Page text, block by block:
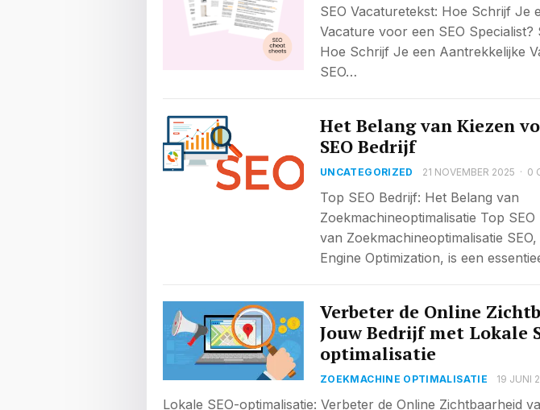
SEO Vacaturetekst: Hoe Schrijf Je
Vacature voor een SEO Specialist?
Hoe Schrijf Je een Aantrekkelijke
SEO…
Het Belang van Kiezen
SEO Bedrijf
UNCATEGORIZED 21 NOVEMBER 2025 · 0
Top SEO Bedrijf: Het Belang van
Zoekmachineoptimalisatie Top
van Zoekmachineoptimalisatie
Engine Optimization, is een
Verbeter de Online
Jouw Bedrijf met Lokale
optimalisatie
ZOEKMACHINE OPTIMALISATIE 19 JUNI
Lokale SEO-optimalisatie: Verbeter de Online Zichtbaarheid